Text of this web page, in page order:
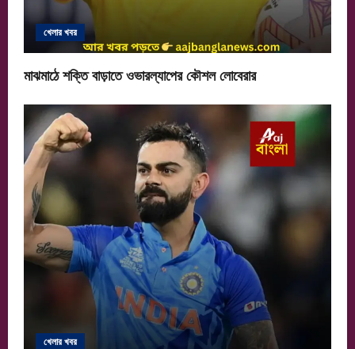
খেলার খবর
মাঝমাঠে শক্তি বাড়াতে ওভারল্যাপের কৌশল লোবেরার
খেলার খবর